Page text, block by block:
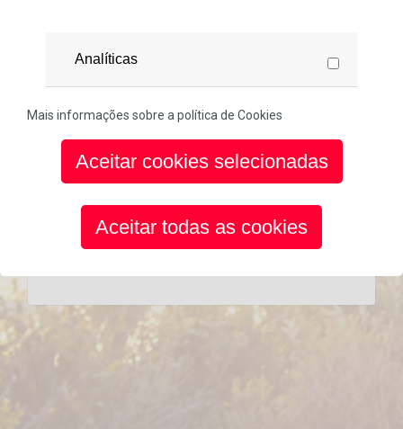
Analíticas
Mais informações sobre a política de Cookies
Aceitar cookies selecionadas
Aceitar todas as cookies
Password
Confiar neste dispositivo por 60 dias
Aceder